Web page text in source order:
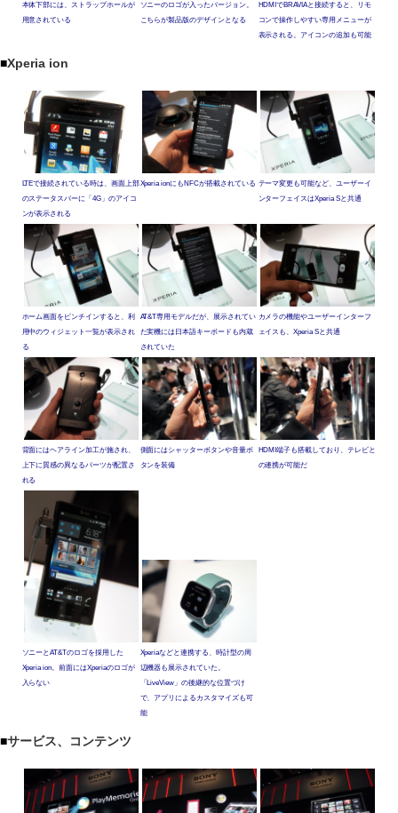
本体下部には、ストラップホールが
用意されている
ソニーのロゴが入ったバージョン。
こちらが製品版のデザインとなる
HDMIでBRAVIAと接続すると、リモ
コンで操作しやすい専用メニューが
表示される。アイコンの追加も可能
■Xperia ion
LTEで接続されている時は、画面上部
のステータスバーに「4G」のアイコ
ンが表示される
Xperia ionにもNFCが搭載されている テーマ変更も可能など、ユーザーイ
ンターフェイスはXperia Sと共通
ホーム画面をピンチインすると、利
用中のウィジェット一覧が表示され
る
AT&T専用モデルだが、展示されてい
た実機には日本語キーボードも内蔵
されていた
カメラの機能やユーザーインターフ
ェイスも、Xperia Sと共通
背面にはヘアライン加工が施され、
上下に質感の異なるパーツが配置さ
れる
側面にはシャッターボタンや音量ボ
タンを装備
HDMI端子も搭載しており、テレビと
の連携が可能だ
ソニーとAT&Tのロゴを採用した
Xperia ion。前面にはXperiaのロゴが
入らない
Xperiaなどと連携する、時計型の周
辺機器も展示されていた。
「LiveView」の後継的な位置づけ
で、アプリによるカスタマイズも可
能
■サービス、コンテンツ